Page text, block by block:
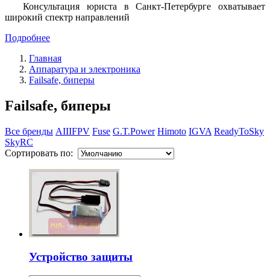
Консультация юриста в Санкт-Петербурге охватывает
широкий спектр направлений
Подробнее
Главная
Аппаратура и электроника
Failsafe, биперы
Failsafe, биперы
Все бренды AIIIFPV Fuse G.T.Power Himoto IGVA ReadyToSky
SkyRC
Сортировать по:
Устройство защиты